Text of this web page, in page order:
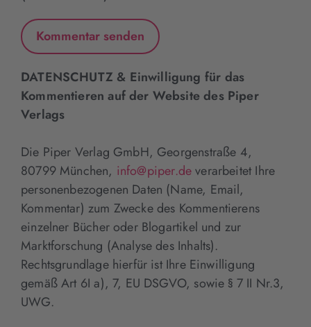
DATENSCHUTZ & Einwilligung für das
Kommentieren auf der Website des Piper
Verlags
Die Piper Verlag GmbH, Georgenstraße 4,
80799 München, info@piper.deverarbeitet Ihre
personenbezogenen Daten (Name, Email,
Kommentar) zum Zwecke des Kommentierens
einzelner Bücher oder Blogartikel und zur
Marktforschung (Analyse des Inhalts).
Rechtsgrundlage hierfür ist Ihre Einwilligung
gemäß Art 6I a), 7, EU DSGVO, sowie § 7 II Nr.3,
UWG.